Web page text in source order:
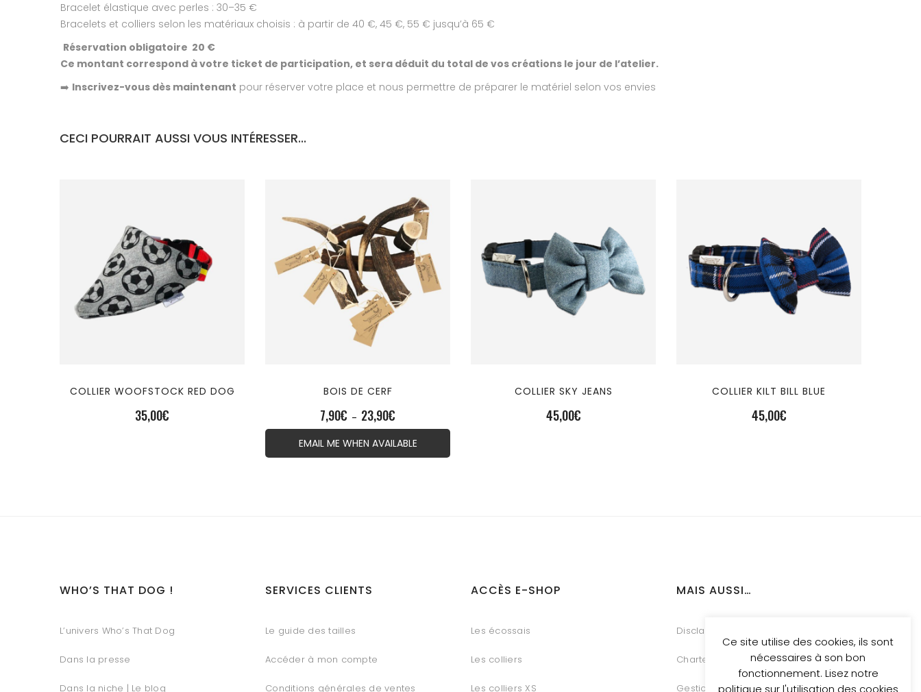
Bracelet élastique avec perles : 30–35 €
Bracelets et colliers selon les matériaux choisis : à partir de 40 €, 45 €, 55 € jusqu’à 65 €
Réservation obligatoire 20 €
Ce montant correspond à votre ticket de participation, et sera déduit du total de vos créations le jour de l’atelier.
➡️ Inscrivez-vous dès maintenant pour réserver votre place et nous permettre de préparer le matériel selon vos envies
CECI POURRAIT AUSSI VOUS INTÉRESSER...
COLLIER WOOFSTOCK RED DOG
35,00€
BOIS DE CERF
7,90€ – 23,90€
de
prix :
7,90€
EMAIL ME WHEN AVAILABLE
COLLIER SKY JEANS
45,00€
COLLIER KILT BILL BLUE
45,00€
WHO’S THAT DOG !
L’univers Who’s That Dog
Dans la presse
Dans la niche | Le blog
SERVICES CLIENTS
Le guide des tailles
Accéder à mon compte
Conditions générales de ventes
ACCÈS E-SHOP
Les écossais
Les colliers
Les colliers XS
MAIS AUSSI…
Disclaimer
Charte Vie Privée
Gestion des Cookies
Ce site utilise des cookies, ils sont
nécessaires à son bon
fonctionnement. Lisez notre
politique sur l'utilisation des cookies